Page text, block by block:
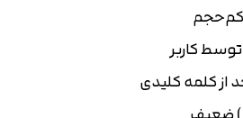
کم‌حجم
کاربر
از کلمه کلیدی